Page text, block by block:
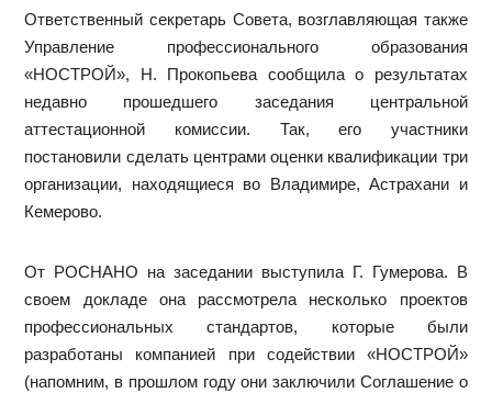
Ответственный секретарь Совета, возглавляющая также
Управление профессионального образования
«НОСТРОЙ», Н. Прокопьева сообщила о результатах
недавно прошедшего заседания центральной
аттестационной комиссии. Так, его участники
постановили сделать центрами оценки квалификации три
организации, находящиеся во Владимире, Астрахани и
Кемерово.
От РОСНАНО на заседании выступила Г. Гумерова. В
своем докладе она рассмотрела несколько проектов
профессиональных стандартов, которые были
разработаны компанией при содействии «НОСТРОЙ»
(напомним, в прошлом году они заключили Соглашение о